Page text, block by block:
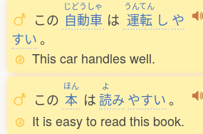
この
じどうしゃ
自動車 は
うんてん
運転 し や
すい。
This car handles well.
この
ほん
本 は
よ
読み やすい。
It is easy to read this book.